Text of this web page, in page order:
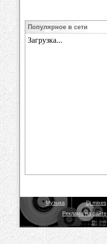
Популярное в сети
Музыка Dj mixes
Реклама на сайте